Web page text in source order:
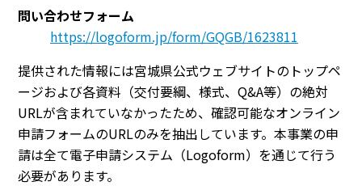
問い合わせフォーム
https://logoform.jp/form/GQGB/1623811
提供された情報には宮城県公式ウェブサイトのトップペ
ージおよび各資料（交付要綱、様式、Q&A等）の絶対
URLが含まれていなかったため、確認可能なオンライン
申請フォームのURLのみを抽出しています。本事業の申
請は全て電子申請システム（Logoform）を通じて行う
必要があります。